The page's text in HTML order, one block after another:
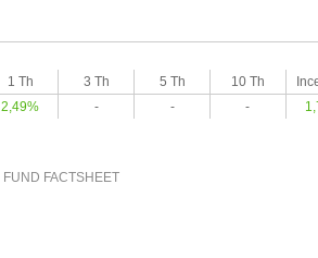
1 Th 3 Th 5 Th 10 Th
2,49% - - -
FUND FACTSHEET